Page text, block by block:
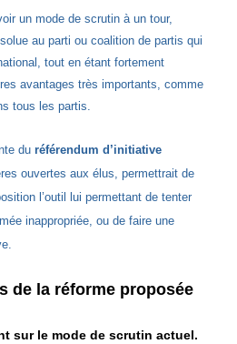
un mode de scrutin à un tour,
au parti ou coalition de partis qui
tout en étant fortement
avantages très importants, comme
tous les partis.
duréférendum d’initiative
ouvertes aux élus, permettrait de
l’outil lui permettant de tenter
inappropriée, ou de faire une
de la réforme proposée
sur le mode de scrutin actuel.